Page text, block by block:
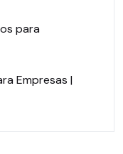
para
Empresas |